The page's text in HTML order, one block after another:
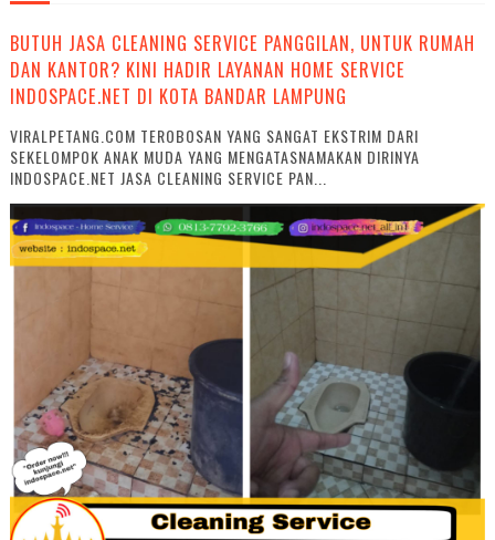
BUTUH JASA CLEANING SERVICE PANGGILAN, UNTUK RUMAH
DAN KANTOR? KINI HADIR LAYANAN HOME SERVICE
INDOSPACE.NET DI KOTA BANDAR LAMPUNG
VIRALPETANG.COM TEROBOSAN YANG SANGAT EKSTRIM DARI
SEKELOMPOK ANAK MUDA YANG MENGATASNAMAKAN DIRINYA
INDOSPACE.NET JASA CLEANING SERVICE PAN...